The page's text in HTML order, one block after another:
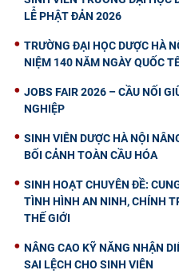
LỄ PHẬT ĐẢN 2026
TRƯỜNG ĐẠI HỌC DƯỢC HÀ
NIỆM 140 NĂM NGÀY QUỐC
JOBS FAIR 2026 – CẦU NỐI
NGHIỆP
SINH VIÊN DƯỢC HÀ NỘI
BỐI CẢNH TOÀN CẦU HÓA
SINH HOẠT CHUYÊN ĐỀ:
TÌNH HÌNH AN NINH, CHÍNH
THẾ GIỚI
NÂNG CAO KỸ NĂNG NHẬN
SAI LỆCH CHO SINH VIÊN